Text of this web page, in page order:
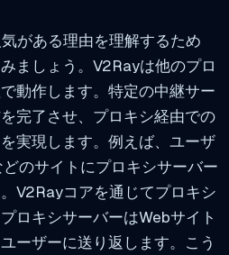
がある理由を理解するため
ましょう。V2Rayは他のプロ
動作します。特定の中継サー
完了させ、プロキシ経由での
実現します。例えば、ユーザ
のサイトにプロキシサーバー
V2Rayコアを通じてプロキシ
ロキシサーバーはWebサイト
ーザーに送り返します。こう